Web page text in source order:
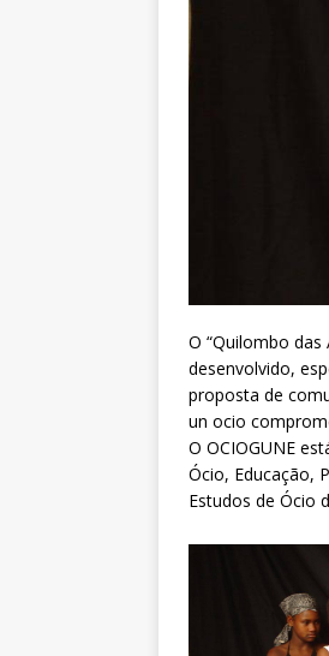
O “Quilombo
desenvolvido,
proposta de
un ocio
O OCIOGUNE
Ócio, Educação,
Estudos de Ócio